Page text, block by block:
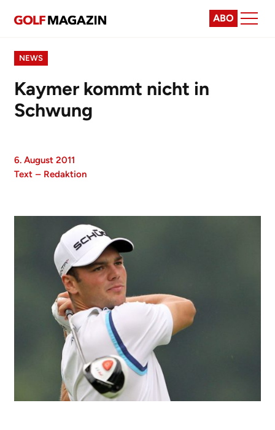
ABO
NEWS
Kaymer kommt nicht in
Schwung
6. August 2011
Text – Redaktion